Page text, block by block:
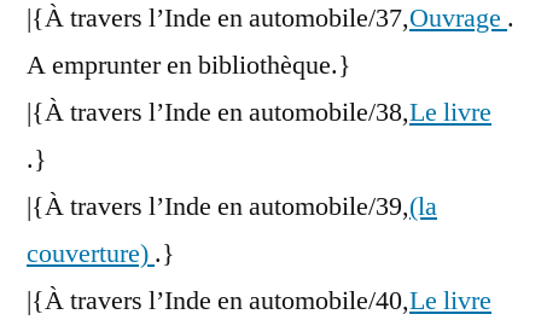
|{À travers l’Inde en automobile/37,Ouvrage .
A emprunter en bibliothèque.}
|{À travers l’Inde en automobile/38,Le livre
.}
|{À travers l’Inde en automobile/39,(la
couverture) .}
|{À travers l’Inde en automobile/40,Le livre